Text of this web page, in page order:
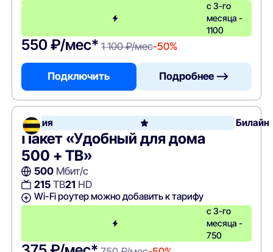
с 3-го
месяца -
1100
550 ₽/мес* 1 100 ₽/мес-50%
Подключить Подробнее —>
Акция Билайн
Пакет «Удобный для дома
500 + ТВ»
500Мбит/с
215ТВ21 HD
Wi-Fi роутер можно добавить к тарифу
с 3-го
месяца -
750